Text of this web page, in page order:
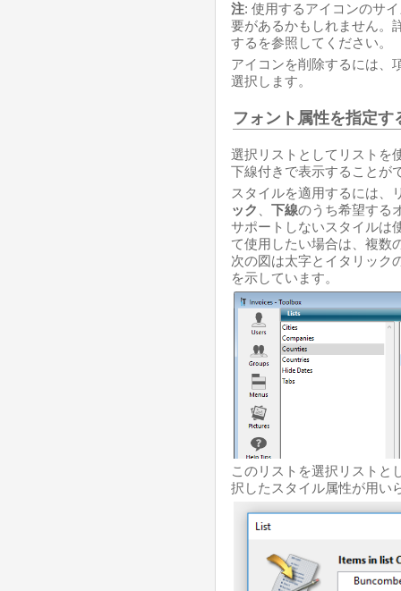
注: 使用するアイコンのサ
要があるかもしれません。
するを参照してください。
アイコンを削除するには、
選択します。
フォント属性を指定す
選択リストとしてリストを
下線付きで表示することが
スタイルを適用するには、
ック
下線のうち希望する
サポートしないスタイルは
て使用したい場合は、複数
次の図は太字とイタリック
を示しています。
このリストを選択リストと
択したスタイル属性が用い